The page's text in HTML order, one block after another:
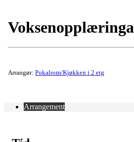
Voksenopplæringa
Arrangør: Pokalrom/Kjøkken i 2 etg
Arrangement